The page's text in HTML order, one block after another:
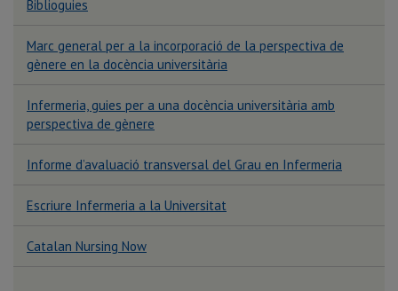
Doble titulació: Grau en Infermeria i
Biblioguies
Marc general per a la incorporació de la perspectiva de
gènere en la docència universitària
Infermeria, guies per a una docència universitària amb
perspectiva de gènere
Informe d’avaluació transversal del Grau en Infermeria
Escriure Infermeria a la Universitat
Catalan Nursing Now